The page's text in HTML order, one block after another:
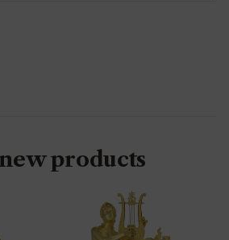
products